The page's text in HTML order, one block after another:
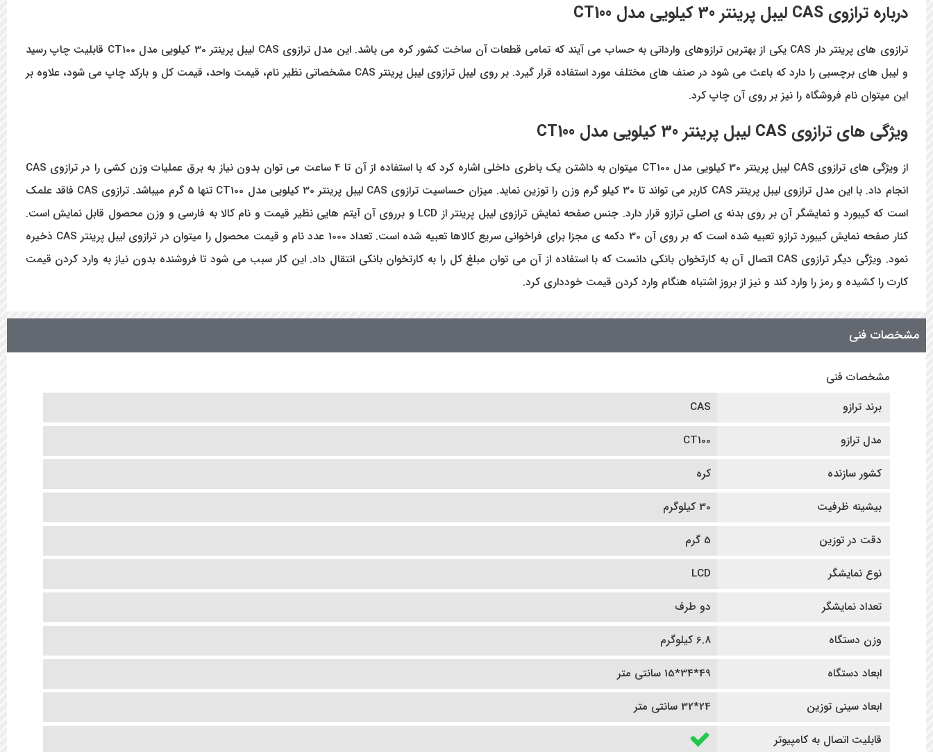
درباره ترازوی CAS لیبل پرینتر 30 کیلویی مدل CT100
ترازوی های پرینتر دار CAS یکی از بهترین ترازوهای وارداتی به حساب می آیند که تمامی قطعات آن ساخت کشور کره می باشد. این مدل ترازوی CAS لیبل پرینتر 30 کیلویی مدل CT100 قابلیت چاپ رسید
و لیبل های برچسبی را دارد که باعث می شود در صنف های مختلف مورد استفاده قرار گیرد. بر روی لیبل ترازوی لیبل پرینتر CAS مشخصاتی نظیر نام، قیمت واحد، قیمت کل و بارکد چاپ می شود، علاوه بر
این میتوان نام فروشگاه را نیز بر روی آن چاپ کرد.
ویژگی های ترازوی CAS لیبل پرینتر 30 کیلویی مدل CT100
از ویژگی های ترازوی CAS لیبل پرینتر 30 کیلویی مدل CT100 میتوان به داشتن یک باطری داخلی اشاره کرد که با استفاده از آن تا 4 ساعت می توان بدون نیاز به برق عملیات وزن کشی را در ترازوی CAS
انجام داد. با این مدل ترازوی لیبل پرینتر CAS کاربر می تواند تا 30 کیلو گرم وزن را توزین نماید. میزان حساسیت ترازوی CAS لیبل پرینتر 30 کیلویی مدل CT100 تنها 5 گرم میباشد. ترازوی CAS فاقد علمک
است که کیبورد و نمایشگر آن بر روی بدنه ی اصلی ترازو قرار دارد. جنس صفحه نمایش ترازوی لیبل پرینتر از LCD و برروی آن آیتم هایی نظیر قیمت و نام کالا به فارسی و وزن محصول قابل نمایش است.
کنار صفحه نمایش کیبورد ترازو تعبیه شده است که بر روی آن 30 دکمه ی مجزا برای فراخوانی سریع کالاها تعبیه شده است. تعداد 1000 عدد نام و قیمت محصول را میتوان در ترازوی لیبل پرینتر CAS ذخیره
نمود. ویژگی دیگر ترازوی CAS اتصال آن به کارتخوان بانکی دانست که با استفاده از آن می توان مبلغ کل را به کارتخوان بانکی انتقال داد. این کار سبب می شود تا فروشنده بدون نیاز به وارد کردن قیمت
کارت را کشیده و رمز را وارد کند و نیز از بروز اشتباه هنگام وارد کردن قیمت خودداری کرد.
مشخصات فنی
مشخصات فنی
برند ترازو
CAS
مدل ترازو
CT100
کشور سازنده
کره
بیشینه ظرفیت
30 کیلوگرم
دقت در توزین
5 گرم
نوع نمایشگر
LCD
تعداد نمایشگر
دو طرف
وزن دستگاه
6.8 کیلوگرم
ابعاد دستگاه
49*34*15 سانتی متر
ابعاد سینی توزین
24*32 سانتی متر
قابلیت اتصال به کامپیوتر